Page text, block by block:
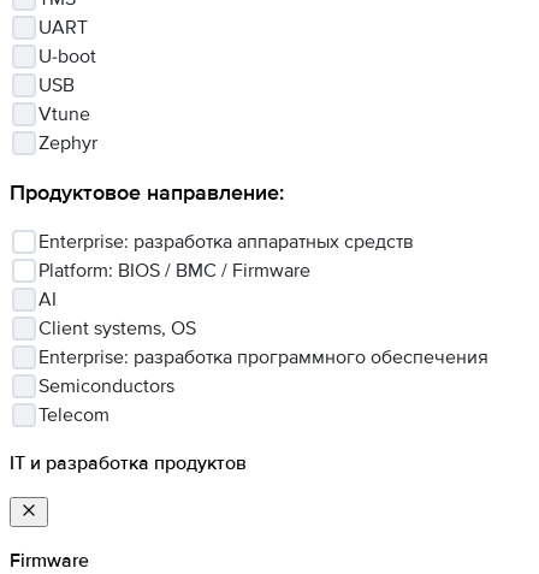
UART
U-boot
USB
Vtune
Zephyr
Продуктовое направление:
Enterprise: разработка аппаратных средств
Platform: BIOS / BMC / Firmware
AI
Client systems, OS
Enterprise: разработка программного обеспечения
Semiconductors
Telecom
IT и разработка продуктов
Firmware